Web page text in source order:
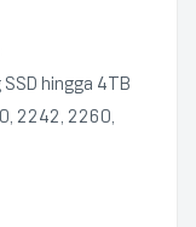
hingga 4TB
2242, 2260,